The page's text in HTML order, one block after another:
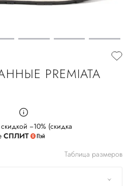
PREMIATA
−10% (скидка
СПЛИТ
Таблица размеров